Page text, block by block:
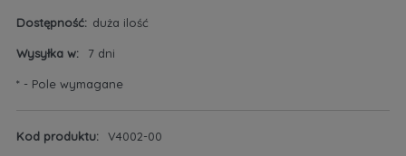
Dostępność: duża ilość
Wysyłka w: 7 dni
* - Pole wymagane
Kod produktu: V4002-00